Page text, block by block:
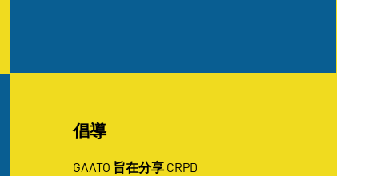
倡導
GAATO 旨在分享 CRPD